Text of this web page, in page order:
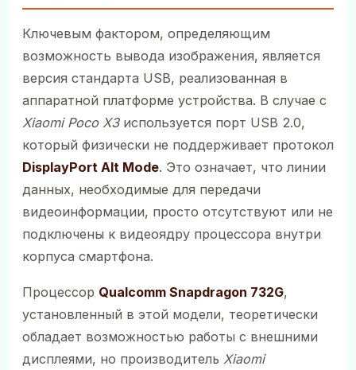
Ключевым фактором, определяющим
возможность вывода изображения, является
версия стандарта USB, реализованная в
аппаратной платформе устройства. В случае с
Xiaomi Poco X3используется порт USB 2.0,
который физически не поддерживает протокол
DisplayPort Alt Mode. Это означает, что линии
данных, необходимые для передачи
видеоинформации, просто отсутствуют или не
подключены к видеоядру процессора внутри
корпуса смартфона.
Процессор Qualcomm Snapdragon 732G,
установленный в этой модели, теоретически
обладает возможностью работы с внешними
дисплеями, но производитель Xiaomi